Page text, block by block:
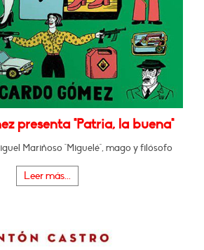
presenta "Patria, la buena"
Mariñoso "Miguelé", mago y filósofo
Leer más...